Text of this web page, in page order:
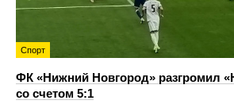
Спорт
ФК «Нижний Новгород» разгромил
со счетом 5:1